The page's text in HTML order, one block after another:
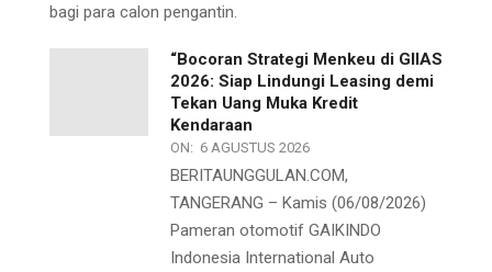
bagi para calon pengantin.
“Bocoran Strategi Menkeu di GIIAS
2026: Siap Lindungi Leasing demi
Tekan Uang Muka Kredit
Kendaraan
ON: 6 AGUSTUS 2026
BERITAUNGGULAN.COM,
TANGERANG – Kamis (06/08/2026)
Pameran otomotif GAIKINDO
Indonesia International Auto